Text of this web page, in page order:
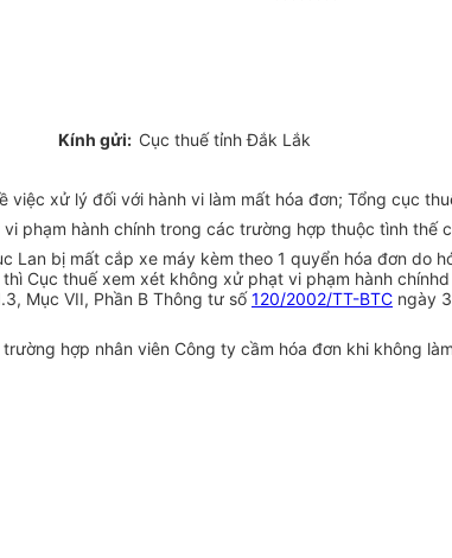
Kính gửi: Cục thuế tỉnh Đắk Lắk
xử lý đối với hành vi làm mất hóa đơn; Tổng cục
phạm hành chính trong các trường hợp thuộc tình
bị mất cắp xe máy kèm theo 1 quyển hóa đơn do
Cục thuế xem xét không xử phạt vi phạm hành
Mục VII, Phần B Thông tư số120/2002/TT-BTC ngày
hợp nhân viên Công ty cầm hóa đơn khi không